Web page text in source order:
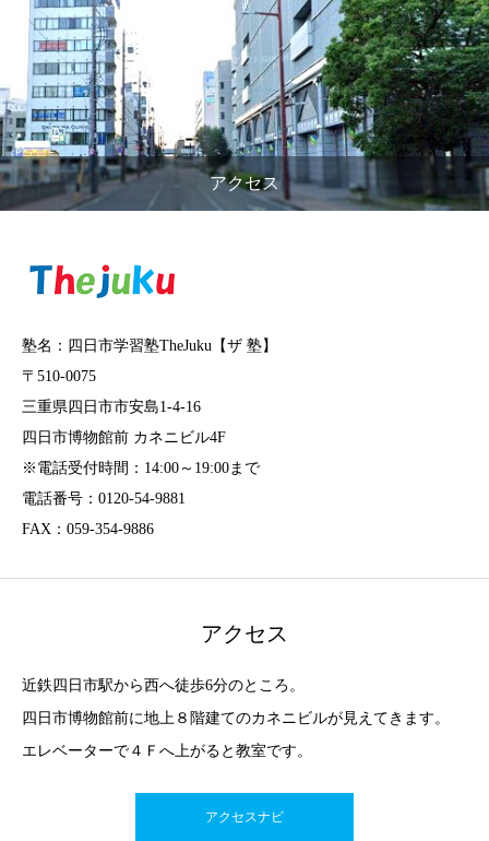
アクセス
塾名：四日市学習塾TheJuku【ザ 塾】
〒510-0075
三重県四日市市安島1-4-16
四日市博物館前 カネニビル4F
※電話受付時間：14:00～19:00まで
電話番号：0120-54-9881
FAX：059-354-9886
アクセス
近鉄四日市駅から西へ徒歩6分のところ。
四日市博物館前に地上８階建てのカネニビルが見えてきます。
エレベーターで４Ｆへ上がると教室です。
アクセスナビ